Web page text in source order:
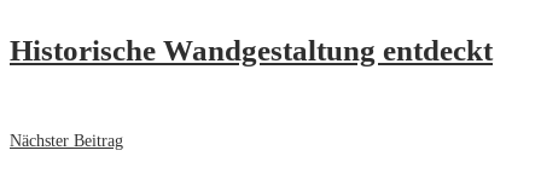
Historische Wandgestaltung entdeckt
Nächster Beitrag